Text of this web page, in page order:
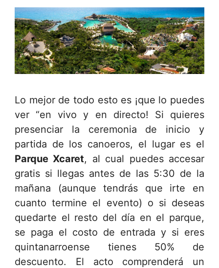
Lo mejor de todo esto es ¡que lo puedes
ver “en vivo y en directo! Si quieres
presenciar la ceremonia de inicio y
partida de los canoeros, el lugar es el
Parque Xcaret, al cual puedes accesar
gratis si llegas antes de las 5:30 de la
mañana (aunque tendrás que irte en
cuanto termine el evento) o si deseas
quedarte el resto del día en el parque,
se paga el costo de entrada y si eres
quintanarroense tienes 50% de
descuento. El acto comprenderá un